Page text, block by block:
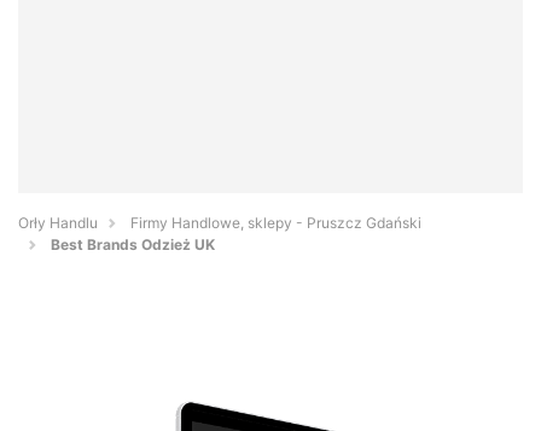
Orły Handlu
Firmy Handlowe, sklepy - Pruszcz Gdański
Best Brands Odzież UK